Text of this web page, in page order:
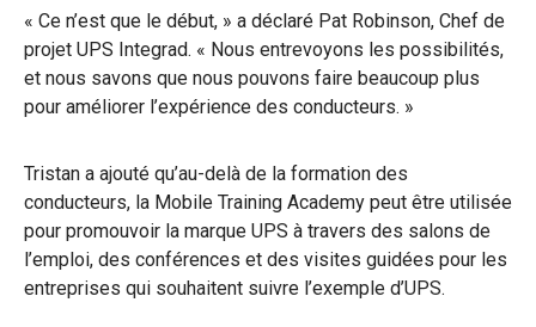
« Ce n’est que le début, » a déclaré Pat Robinson, Chef de
projet UPS Integrad. « Nous entrevoyons les possibilités,
et nous savons que nous pouvons faire beaucoup plus
pour améliorer l’expérience des conducteurs. »
Tristan a ajouté qu’au-delà de la formation des
conducteurs, la Mobile Training Academy peut être utilisée
pour promouvoir la marque UPS à travers des salons de
l’emploi, des conférences et des visites guidées pour les
entreprises qui souhaitent suivre l’exemple d’UPS.